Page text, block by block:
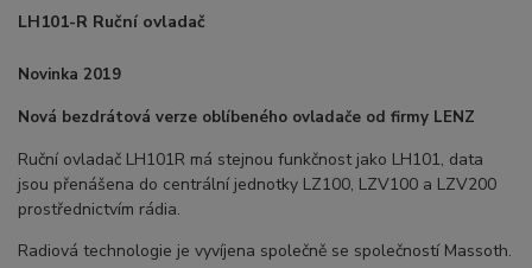
LH101-R Ruční ovladač
Novinka 2019
Nová bezdrátová verze oblíbeného ovladače od firmy LENZ
Ruční ovladač LH101R má stejnou funkčnost jako LH101, data
jsou přenášena do centrální jednotky LZ100, LZV100 a LZV200
prostřednictvím rádia.
Radiová technologie je vyvíjena společně se společností Massoth.